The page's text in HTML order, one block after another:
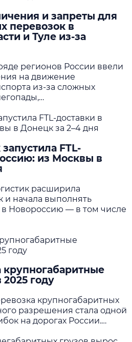
и запреты для
перевозок в
и Туле из-за
регионов России ввели
на движение
из-за сложных
FTL-
из Москвы в
расширила
и начала выполнять
в Новороссию — в том числе
2025 году
крупногабаритных
разрешения стала одной
на дорогах России.…